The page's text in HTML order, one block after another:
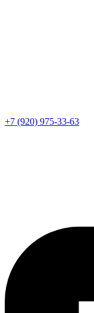
+7 (920) 975-33-63